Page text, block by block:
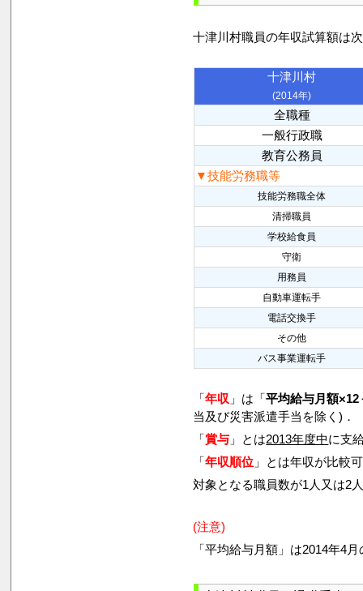
十津川村職員の年収試算額は
十津川村
(2014年)
全職種
一般行政職
教育公務員
▼技能労務職等
技能労務職全体
清掃職員
学校給食員
守衛
用務員
自動車運転手
電話交換手
その他
バス事業運転手
「年収 」は「平均給与月額×12
当及び災害派遣手当を除く)．
「賞与 」とは2013年度中に支
「年収順位 」とは年収が比較
対象となる職員数が1人又は2
(注意)
「平均給与月額」は2014年4